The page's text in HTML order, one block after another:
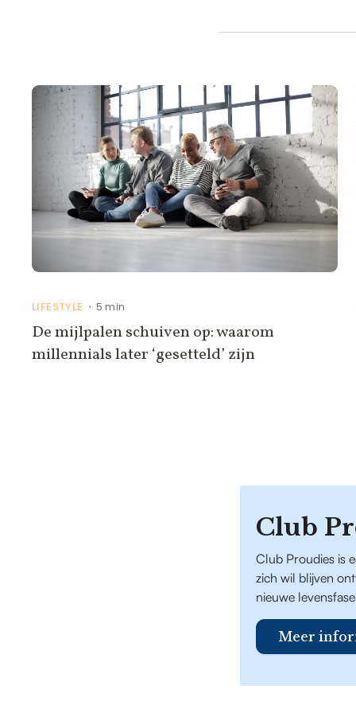
LIFESTYLE • 5 min
De mijlpalen schuiven op: waarom
millennials later ‘gesetteld’ zijn
Club
Club Proudies is
zich wil blijven
nieuwe
Meer